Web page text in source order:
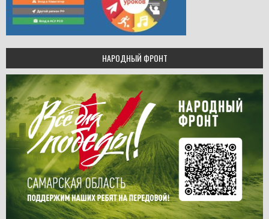
НАРОДНЫЙ ФРОНТ